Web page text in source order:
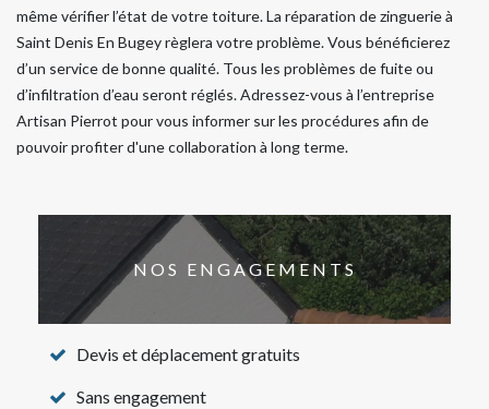
même vérifier l’état de votre toiture. La réparation de zinguerie à
Saint Denis En Bugey règlera votre problème. Vous bénéficierez
d’un service de bonne qualité. Tous les problèmes de fuite ou
d’infiltration d’eau seront réglés. Adressez-vous à l’entreprise
Artisan Pierrot pour vous informer sur les procédures afin de
pouvoir profiter d'une collaboration à long terme.
NOS ENGAGEMENTS
Devis et déplacement gratuits
Sans engagement